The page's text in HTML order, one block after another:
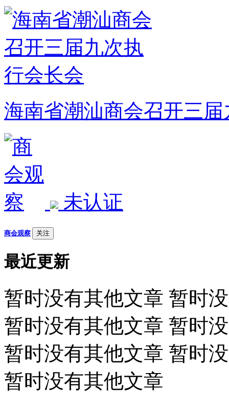
海南省潮汕商会召开三
未认证
商会观察 关注
最近更新
暂时没有其他文章 暂时
暂时没有其他文章 暂时
暂时没有其他文章 暂时
暂时没有其他文章